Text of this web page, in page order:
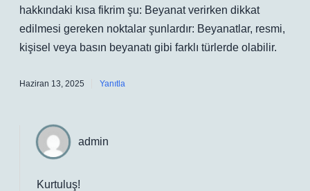
hakkındaki kısa fikrim şu: Beyanat verirken dikkat
edilmesi gereken noktalar şunlardır: Beyanatlar, resmi,
kişisel veya basın beyanatı gibi farklı türlerde olabilir.
Haziran 13, 2025 Yanıtla
admin
Kurtuluş!